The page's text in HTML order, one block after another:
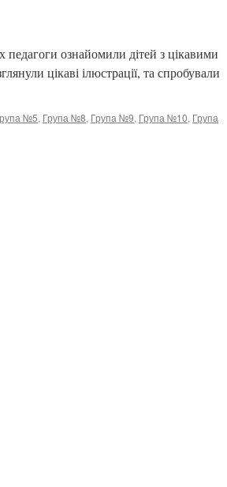
ознайомили дітей з цікавими
цікаві ілюстрації, та спробували
№5, Група №8, Група №9, Група №10, Група